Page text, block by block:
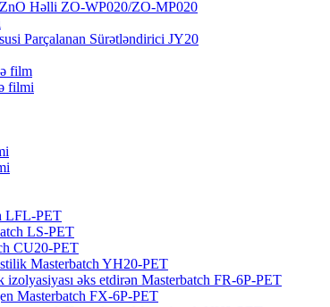
Həlli ZO-WP020/ZO-MP020
Parçalanan Sürətləndirici JY20
film
filmi
LFL-PET
LS-PET
CU20-PET
Masterbatch YH20-PET
izolyasiyası əks etdirən Masterbatch FR-6P-PET
Masterbatch FX-6P-PET